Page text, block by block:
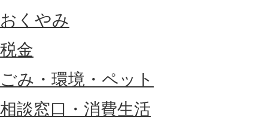
おくやみ
税金
ごみ・環境・ペット
相談窓口・消費生活